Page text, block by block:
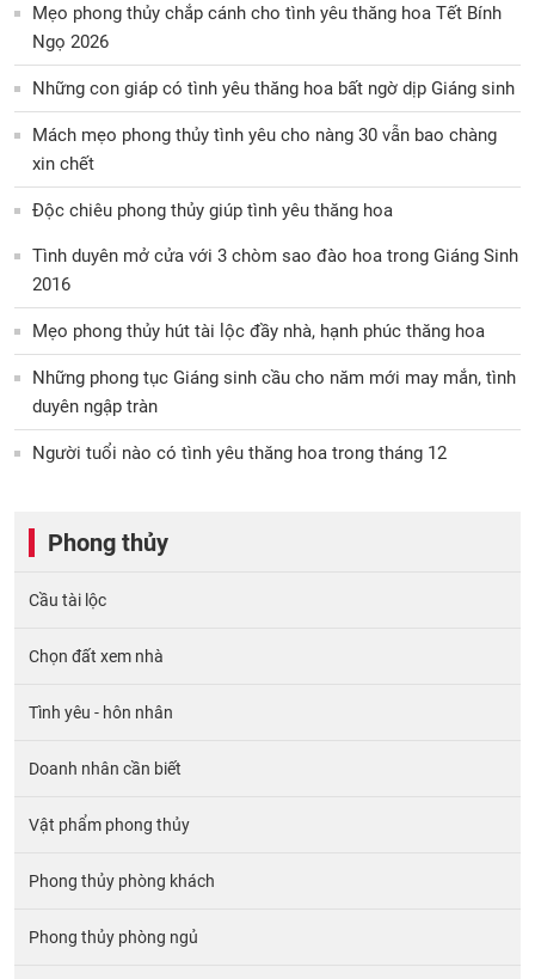
Mẹo phong thủy chắp cánh cho tình yêu thăng hoa Tết Bính
Ngọ 2026
Những con giáp có tình yêu thăng hoa bất ngờ dịp Giáng sinh
Mách mẹo phong thủy tình yêu cho nàng 30 vẫn bao chàng
xin chết
Độc chiêu phong thủy giúp tình yêu thăng hoa
Tình duyên mở cửa với 3 chòm sao đào hoa trong Giáng Sinh
2016
Mẹo phong thủy hút tài lộc đầy nhà, hạnh phúc thăng hoa
Những phong tục Giáng sinh cầu cho năm mới may mắn, tình
duyên ngập tràn
Người tuổi nào có tình yêu thăng hoa trong tháng 12
Phong thủy
Cầu tài lộc
Chọn đất xem nhà
Tình yêu - hôn nhân
Doanh nhân cần biết
Vật phẩm phong thủy
Phong thủy phòng khách
Phong thủy phòng ngủ